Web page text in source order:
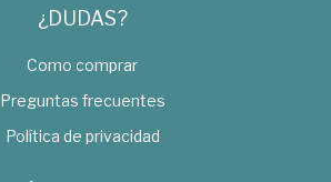
¿DUDAS?
Como comprar
Preguntas frecuentes
Política de privacidad